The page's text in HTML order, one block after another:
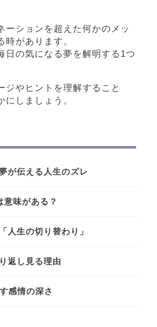
ーションを超えた何かのメッ
時があります。
日の気になる夢を解明する1つ
ジやヒントを理解すること
にしましょう。
が伝える人生のズレ
意味がある？
人生の切り替わり」
返し見る理由
感情の深さ